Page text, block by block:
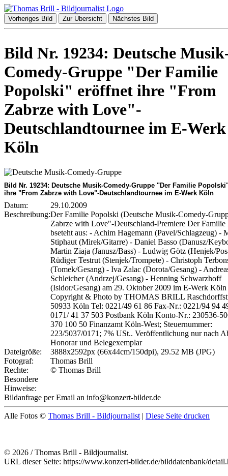
Vorheriges Bild Zur Übersicht Nächstes Bild
Bild Nr. 19234: Deutsche
Comedy-Gruppe "Der Familie
Popolski" eröffnet ihre "From
Zabrze with Love"-
Deutschlandtournee im E-Werk
Köln
Bild Nr. 19234: Deutsche Musik-Comedy-Gruppe "Der Familie
ihre "From Zabrze with Love"-Deutschlandtournee im E-Werk Köln
Datum:
29.10.2009
Beschreibung:Der Familie Popolski (Deutsche Musik-Comedy-
Zabrze with Love"-Deutschland-Premiere Der Familie
bseteht aus: - Achim Hagemann (Pavel/Schlagzeug) -
Stiphaut (Mirek/Gitarre) - Daniel Basso (Danusz/
Martin Ziaja (Janusz/Bass) - Ludwig Götz (Henjek/
Rüdiger Testrut (Stenjek/Trompete) - Christoph
(Tomek/Gesang) - Iva Zalac (Dorota/Gesang) -
Schleicher (Andrzej/Gesang) - Henning Schwarzhoff
(Isidor/Gesang) am 29. Oktober 2009 im E-Werk Köln
Copyright & Photo by THOMAS BRILL
50933 Köln Tel: 0221/49 61 86 Fax-Nr.: 0221/94 94
0171/ 41 37 503 Postbank Köln Konto-Nr.: 230536-
370 100 50 Finanzamt Köln-West; Steuernummer:
223/5037/0171; 7% USt.. Veröffentlichung nur nach
Honorar und Belegexemplar
Dateigröße:
3888x2592px (66x44cm/150dpi), 29.52 MB (JPG)
Fotograf:
Thomas Brill
Rechte:
© Thomas Brill
Besondere
Hinweise:
Bildanfrage per Email an info@konzert-bilder.de
Alle Fotos © Thomas Brill - Bildjournalist | Diese Seite drucken
© 2026 / Thomas Brill - Bildjournalist.
URL dieser Seite: https://www.konzert-bilder.de/bilddatenbank/